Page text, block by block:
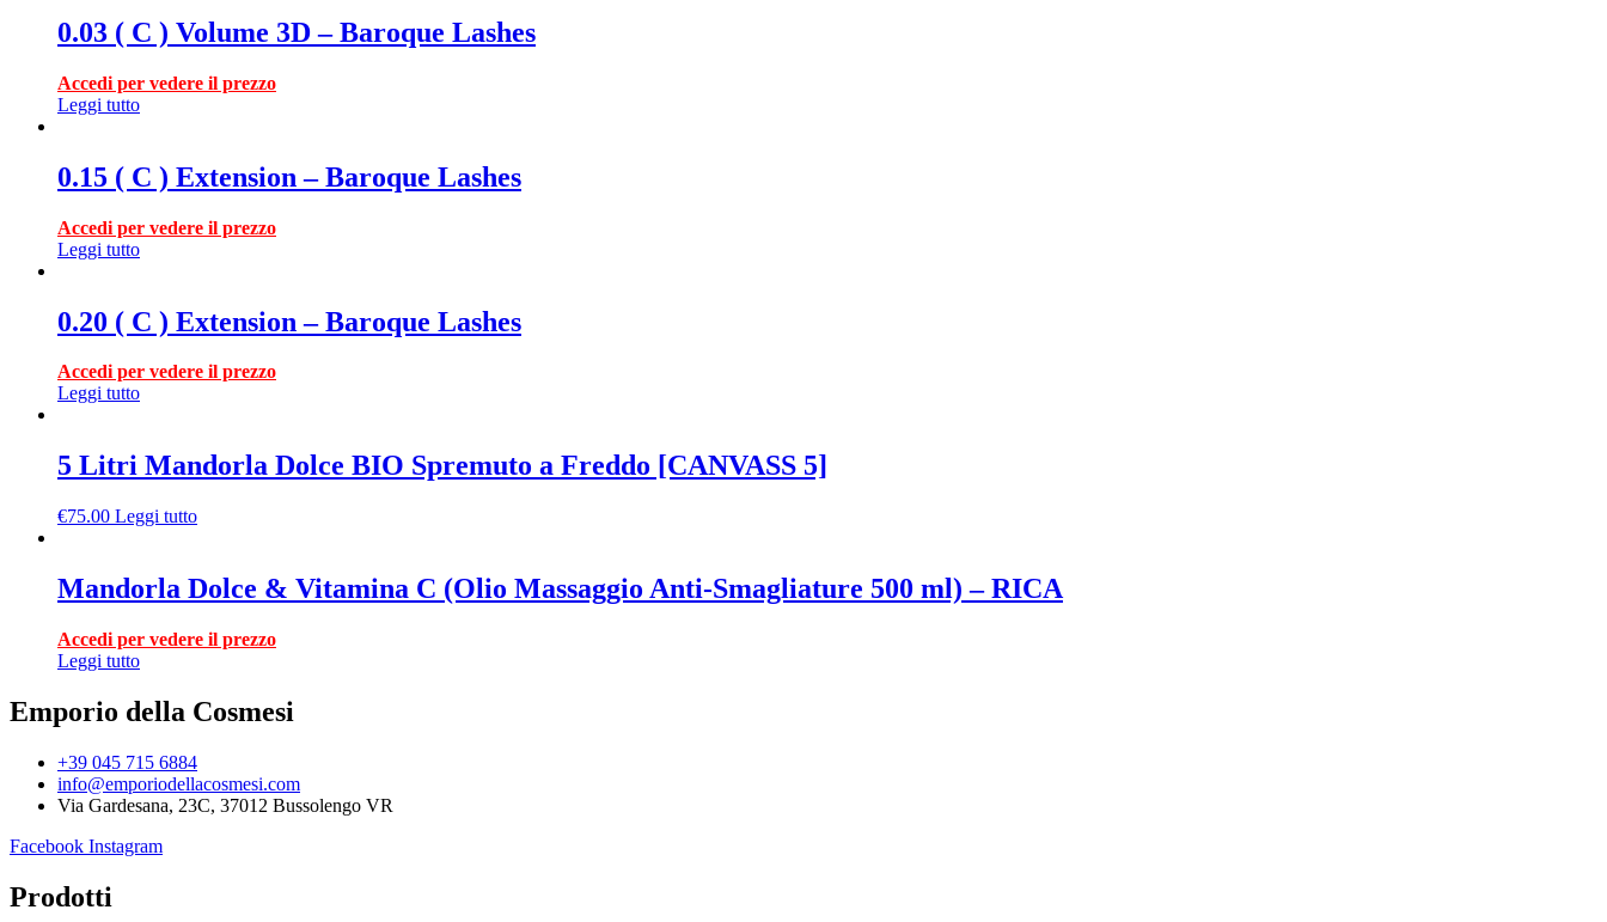
0.03 ( C ) Volume 3D – Baroque Lashes
Accedi per vedere il prezzo
Leggi tutto
0.15 ( C ) Extension – Baroque Lashes
Accedi per vedere il prezzo
Leggi tutto
0.20 ( C ) Extension – Baroque Lashes
Accedi per vedere il prezzo
Leggi tutto
5 Litri Mandorla Dolce BIO Spremuto a Freddo [CANVASS 5]
€75.00 Leggi tutto
Mandorla Dolce & Vitamina C (Olio Massaggio Anti-Smagliature 500 ml) – RICA
Accedi per vedere il prezzo
Leggi tutto
Emporio della Cosmesi
+39 045 715 6884
info@emporiodellacosmesi.com
Via Gardesana, 23C, 37012 Bussolengo VR
Facebook Instagram
Prodotti